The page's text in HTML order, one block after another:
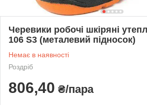
Черевики робочі шкіряні
106 S3 (металевий підносок)
Немає в наявності
Роздріб
806,40 ₴/пара